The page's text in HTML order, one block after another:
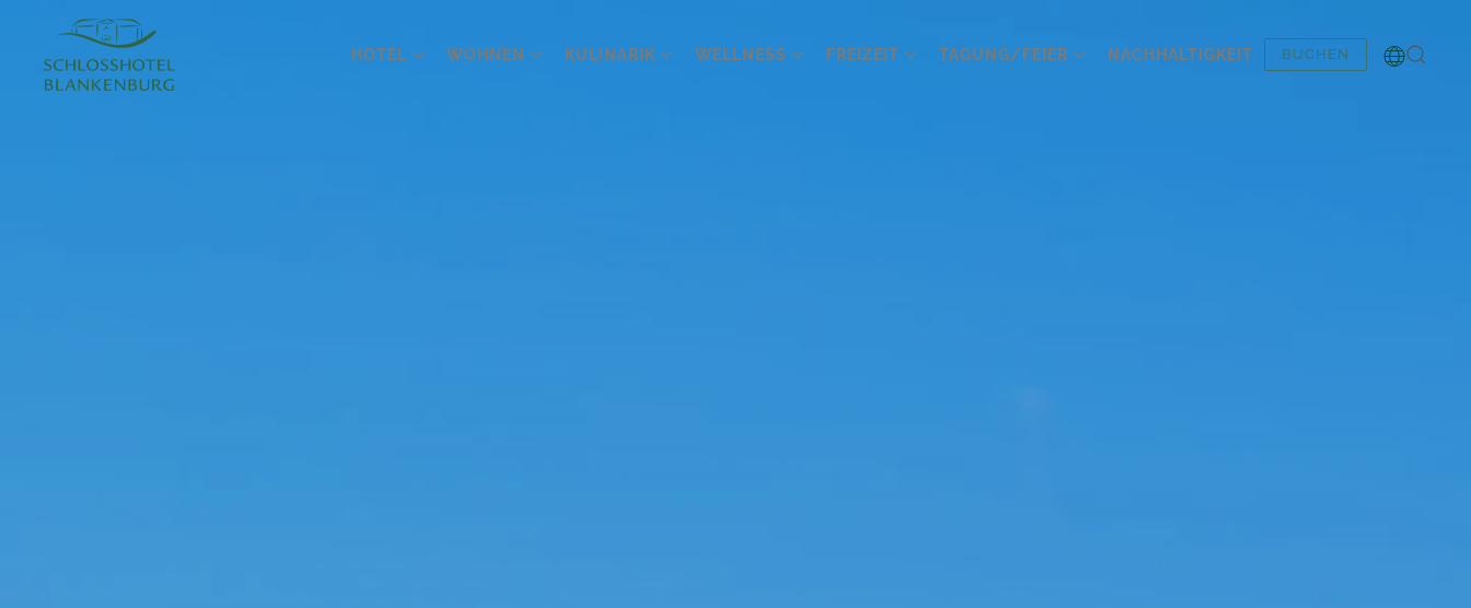
Zum
Hauptinhalt
HOTEL WOHNEN KULINARIK WELLNESS FREIZEIT TAGUNG/FEIER NACHHALTIGKEIT BUCHEN